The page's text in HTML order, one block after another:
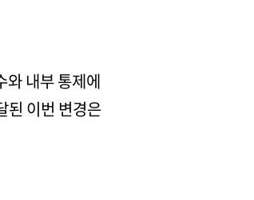
와 내부 통제에
된 이번 변경은